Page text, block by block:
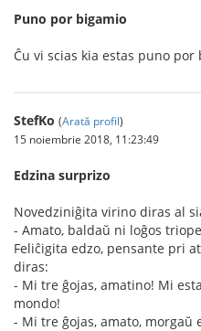
Puno por bigamio
Ĉu vi scias kia estas puno
StefKo (Arată profil)
15 noiembrie 2018, 11:23:49
Edzina surprizo
Novedziniĝita virino diras al
- Amato, baldaŭ ni loĝos
Feliĉigita edzo, pensante pri
diras:
- Mi tre ĝojas, amatino! Mi
mondo!
- Mi tre ĝojas, amato, morgaŭ